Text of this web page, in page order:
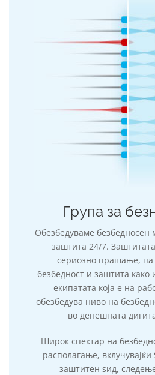
Група за
Обезбедуваме безбедносен
заштита 24/7.
сериозно прашање, па
безбедност и заштита како
екипатата која е на
обезбедува ниво на
во денешната
Широк спектар на
располагање, вклучувајќи
заштитен ѕид,